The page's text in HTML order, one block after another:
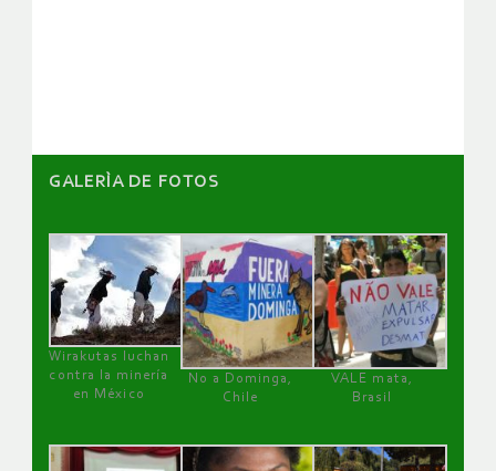
GALERÌA DE FOTOS
Wirakutas luchan
contra la minería
en México
No a Dominga,
Chile
VALE mata,
Brasil